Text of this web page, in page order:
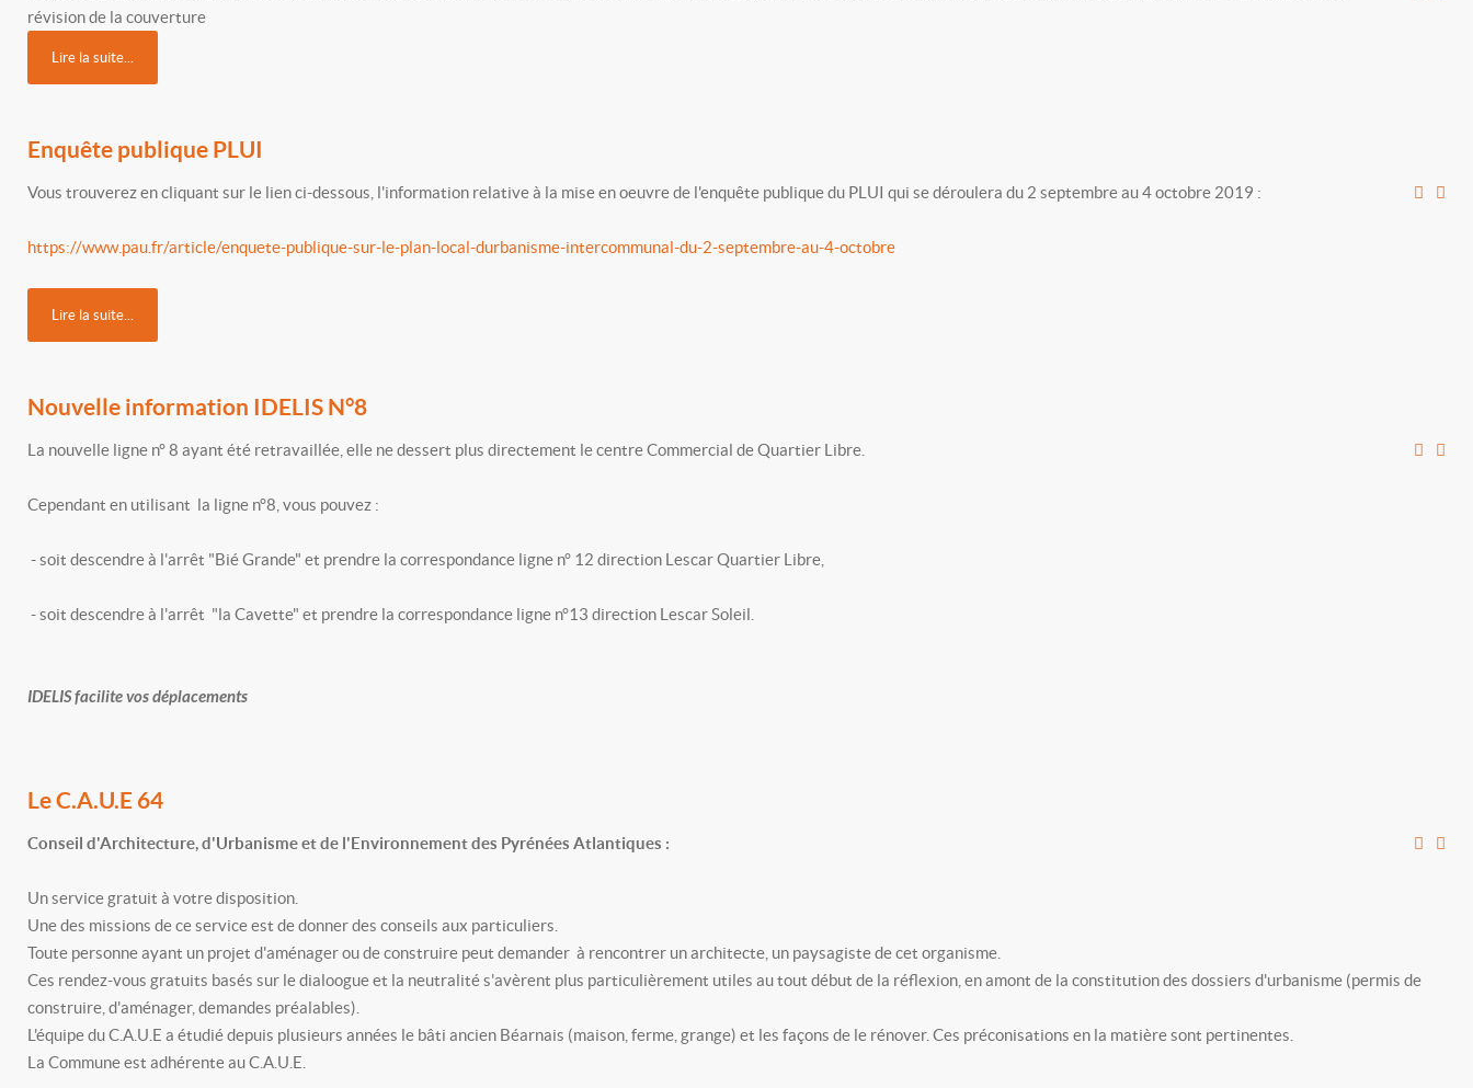
révision de la couverture
Lire la suite...
Enquête publique PLUI
Vous trouverez en cliquant sur le lien ci-dessous, l'information relative à la mise en oeuvre de l'enquête publique du PLUI qui se déroulera du 2 septembre au 4 octobre 2019 :
https://www.pau.fr/article/enquete-publique-sur-le-plan-local-durbanisme-intercommunal-du-2-septembre-au-4-octobre
Lire la suite...
Nouvelle information IDELIS N°8
La nouvelle ligne n° 8 ayant été retravaillée, elle ne dessert plus directement le centre Commercial de Quartier Libre.
Cependant en utilisant la ligne n°8, vous pouvez :
- soit descendre à l'arrêt "Bié Grande" et prendre la correspondance ligne n° 12 direction Lescar Quartier Libre,
- soit descendre à l'arrêt "la Cavette" et prendre la correspondance ligne n°13 direction Lescar Soleil.
IDELIS facilite vos déplacements
Le C.A.U.E 64
Conseil d'Architecture, d'Urbanisme et de l'Environnement des Pyrénées Atlantiques :
Un service gratuit à votre disposition.
Une des missions de ce service est de donner des conseils aux particuliers.
Toute personne ayant un projet d'aménager ou de construire peut demander à rencontrer un architecte, un paysagiste de cet organisme.
Ces rendez-vous gratuits basés sur le dialoogue et la neutralité s'avèrent plus particulièrement utiles au tout début de la réflexion, en amont de la constitution des dossiers d'urbanisme (permis de
construire, d'aménager, demandes préalables).
L'équipe du C.A.U.E a étudié depuis plusieurs années le bâti ancien Béarnais (maison, ferme, grange) et les façons de le rénover. Ces préconisations en la matière sont pertinentes.
La Commune est adhérente au C.A.U.E.